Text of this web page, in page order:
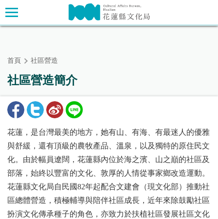
跳
到
主
主要內容區塊
首頁 社區營造
社區營造簡介
花蓮，是台灣最美的地方，她有山、有海、有最迷人的優雅
與舒緩，還有頂級的農牧產品、溫泉，以及獨特的原住民文
化。由於幅員遼闊，花蓮縣內位於海之濱、山之巔的社區及
部落，始終以豐富的文化、敦厚的人情從事家鄉改造運動。
花蓮縣文化局自民國82年起配合文建會（現文化部）推動社
區總體營造，積極輔導與陪伴社區成長，近年來除鼓勵社區
扮演文化傳承種子的角色，亦致力於扶植社區發展社區文化